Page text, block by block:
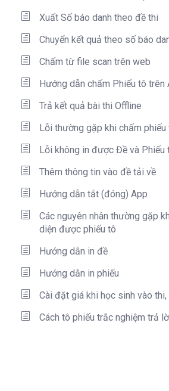
Xuất Số báo danh theo đề thi
Chuyển kết quả theo số báo
Chấm từ file scan trên web
Hướng dẫn chấm Phiếu tô trên
Trả kết quả bài thi Offline
Lỗi thường gặp khi chấm
Lỗi không in được Đề và Phiếu
Thêm thông tin vào đề tải về
Hướng dẫn tắt (đóng) App
Các nguyên nhân thường gặp
diện được phiếu tô
Hướng dẫn in đề
Hướng dẫn in phiếu
Cài đặt giá khi học sinh vào
Cách tô phiếu trắc nghiệm trả